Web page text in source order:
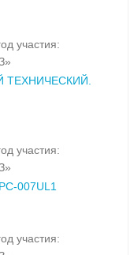
участия:
ТЕХНИЧЕСКИЙ.
участия:
007UL1
участия: